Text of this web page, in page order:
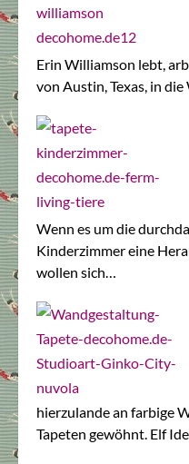
Erin Williamson lebt,
von Austin, Texas, in
Wenn es um die
Kinderzimmer eine
wollen sich…
hierzulande an farbige
Tapeten gewöhnt. Elf